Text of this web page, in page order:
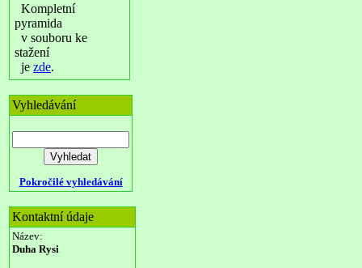
Kompletní
pyramida
v souboru ke
stažení
je zde.
Vyhledávání
Pokročilé vyhledávání
Kontaktní údaje
Název:
Duha Rysi